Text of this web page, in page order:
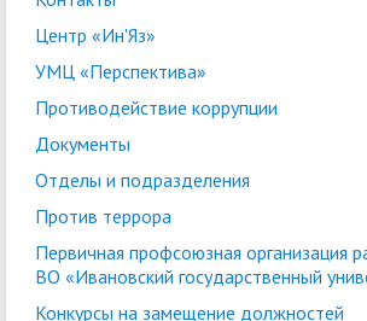
Центр «Ин'Яз»
УМЦ «Перспектива»
Противодействие коррупции
Документы
Отделы и подразделения
Против террора
Первичная профсоюзная организация
ВО «Ивановский государственный
Конкурсы на замещение должностей